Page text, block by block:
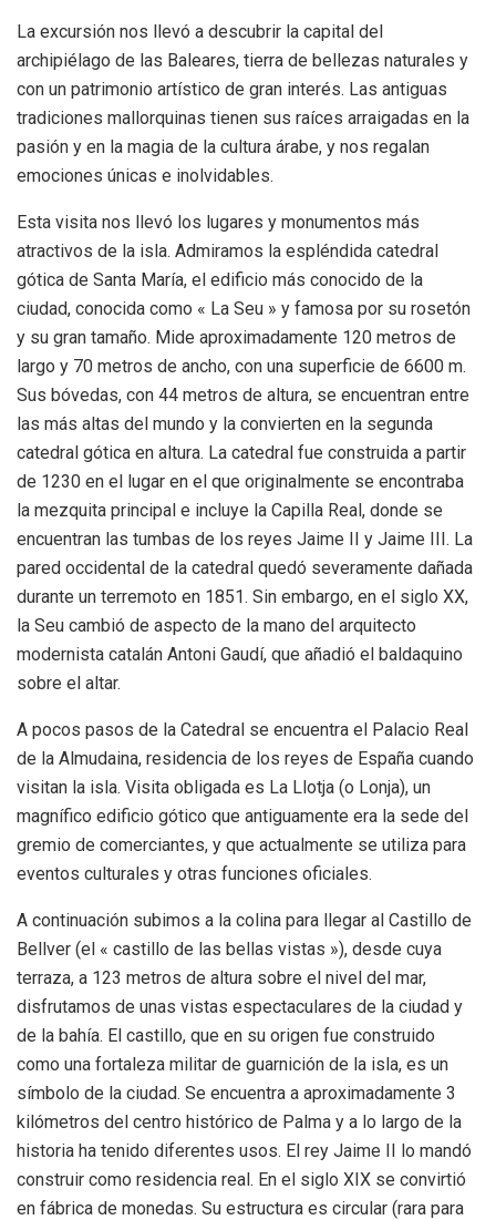
La excursión nos llevó a descubrir la capital del
archipiélago de las Baleares, tierra de bellezas naturales y
con un patrimonio artístico de gran interés. Las antiguas
tradiciones mallorquinas tienen sus raíces arraigadas en la
pasión y en la magia de la cultura árabe, y nos regalan
emociones únicas e inolvidables.
Esta visita nos llevó los lugares y monumentos más
atractivos de la isla. Admiramos la espléndida catedral
gótica de Santa María, el edificio más conocido de la
ciudad, conocida como « La Seu » y famosa por su rosetón
y su gran tamaño. Mide aproximadamente 120 metros de
largo y 70 metros de ancho, con una superficie de 6600 m.
Sus bóvedas, con 44 metros de altura, se encuentran entre
las más altas del mundo y la convierten en la segunda
catedral gótica en altura. La catedral fue construida a partir
de 1230 en el lugar en el que originalmente se encontraba
la mezquita principal e incluye la Capilla Real, donde se
encuentran las tumbas de los reyes Jaime II y Jaime III. La
pared occidental de la catedral quedó severamente dañada
durante un terremoto en 1851. Sin embargo, en el siglo XX,
la Seu cambió de aspecto de la mano del arquitecto
modernista catalán Antoni Gaudí, que añadió el baldaquino
sobre el altar.
A pocos pasos de la Catedral se encuentra el Palacio Real
de la Almudaina, residencia de los reyes de España cuando
visitan la isla. Visita obligada es La Llotja (o Lonja), un
magnífico edificio gótico que antiguamente era la sede del
gremio de comerciantes, y que actualmente se utiliza para
eventos culturales y otras funciones oficiales.
A continuación subimos a la colina para llegar al Castillo de
Bellver (el « castillo de las bellas vistas »), desde cuya
terraza, a 123 metros de altura sobre el nivel del mar,
disfrutamos de unas vistas espectaculares de la ciudad y
de la bahía. El castillo, que en su origen fue construido
como una fortaleza militar de guarnición de la isla, es un
símbolo de la ciudad. Se encuentra a aproximadamente 3
kilómetros del centro histórico de Palma y a lo largo de la
historia ha tenido diferentes usos. El rey Jaime II lo mandó
construir como residencia real. En el siglo XIX se convirtió
en fábrica de monedas. Su estructura es circular (rara para